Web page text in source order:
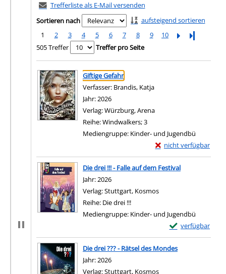
Trefferliste als E-Mail versenden
Sortieren nach
aufsteigend sortieren
1
2 3 4 5 6 7 8 9 10
Letzte Seite
505 Treffer
Treffer pro Seite
Suchergebnis
Zu den Suchfiltern springen
Giftige Gefahr
Verfasser: Brandis, Katja
Jahr:2026
Verlag:Würzburg, Arena
Reihe:Windwalkers; 3
Mediengruppe: Kinder- und Jugendbü
nicht verfügbar
Exemplar-Details von
Zum Download von
Die drei !!! - Falle auf dem Festival
Suche nach diesem Verfasser
Jahr:2026
Verlag:Stuttgart, Kosmos
Reihe: Die drei !!!
Mediengruppe: Kinder- und Jugendbü
verfügbar
Exemplar-Details
Zum Download
Die drei ??? - Rätsel des Mondes
Suche nach diesem Verfasser
Jahr:2026
Verlag:Stuttgart, Kosmos